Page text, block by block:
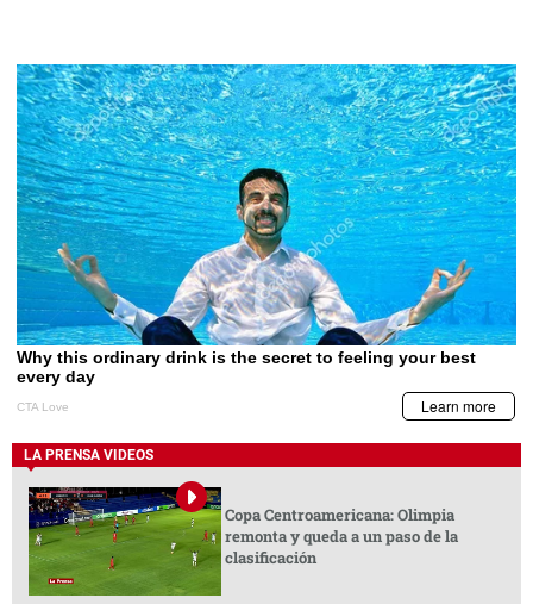
LA PRENSA VIDEOS
Copa Centroamericana: Olimpia
remonta y queda a un paso de la
clasificación